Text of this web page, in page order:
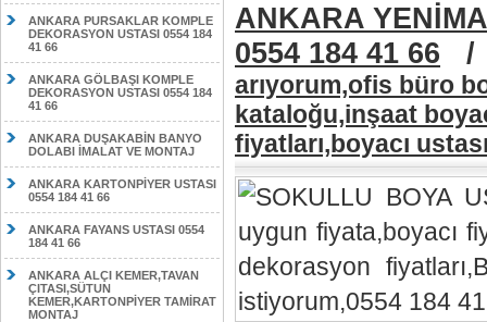
ANKARA PURSAKLAR KOMPLE
DEKORASYON USTASI 0554 184
41 66
ANKARA GÖLBAŞI KOMPLE
DEKORASYON USTASI 0554 184
41 66
ANKARA DUŞAKABİN BANYO
DOLABI İMALAT VE MONTAJ
ANKARA KARTONPİYER USTASI
0554 184 41 66
ANKARA FAYANS USTASI 0554
184 41 66
ANKARA ALÇI KEMER,TAVAN
ÇITASI,SÜTUN
KEMER,KARTONPİYER TAMİRAT
MONTAJ
ANKARA
0554 184 41 66
arıyorum,ofis büro
kataloğu,inşaat
fiyatları,boyacı